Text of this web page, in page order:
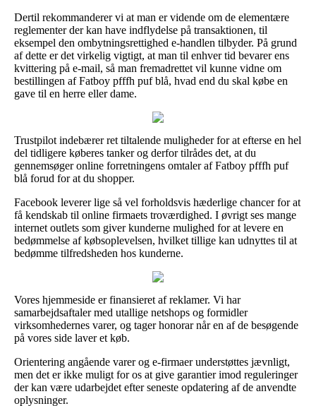
Dertil rekommanderer vi at man er vidende om de elementære
reglementer der kan have indflydelse på transaktionen, til
eksempel den ombytningsrettighed e-handlen tilbyder. På grund
af dette er det virkelig vigtigt, at man til enhver tid bevarer ens
kvittering på e-mail, så man fremadrettet vil kunne vidne om
bestillingen af Fatboy pfffh puf blå, hvad end du skal købe en
gave til en herre eller dame.
Trustpilot indebærer ret tiltalende muligheder for at efterse en hel
del tidligere køberes tanker og derfor tilrådes det, at du
gennemsøger online forretningens omtaler af Fatboy pfffh puf
blå forud for at du shopper.
Facebook leverer lige så vel forholdsvis hæderlige chancer for at
få kendskab til online firmaets troværdighed. I øvrigt ses mange
internet outlets som giver kunderne mulighed for at levere en
bedømmelse af købsoplevelsen, hvilket tillige kan udnyttes til at
bedømme tilfredsheden hos kunderne.
Vores hjemmeside er finansieret af reklamer. Vi har
samarbejdsaftaler med utallige netshops og formidler
virksomhedernes varer, og tager honorar når en af de besøgende
på vores side laver et køb.
Orientering angående varer og e-firmaer understøttes jævnligt,
men det er ikke muligt for os at give garantier imod reguleringer
der kan være udarbejdet efter seneste opdatering af de anvendte
oplysninger.